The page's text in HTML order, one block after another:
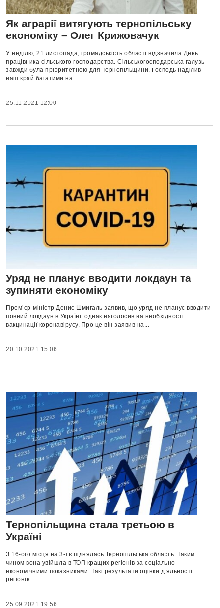
Як аграрії витягують тернопільську
економіку – Олег Крижовачук
У неділю, 21 листопада, громадськість області відзначила День
працівника сільського господарства. Сільськогосподарська галузь
завжди була пріоритетною для Тернопільщини. Господь наділив
наш край багатими на...
25.11.2021 12:00
Уряд не планує вводити локдаун та
зупиняти економіку
Прем’єр-міністр Денис Шмигаль заявив, що уряд не планує вводити
повний локдаун в Україні, однак наголосив на необхідності
вакцинації коронавірусу. Про це він заявив на...
20.10.2021 15:06
Тернопільщина стала третьою в
Україні
З 16-ого місця на 3-тє піднялась Тернопільська область. Таким
чином вона увійшла в ТОП кращих регіонів за соціально-
економічними показниками. Такі результати оцінки діяльності
регіонів...
25.09.2021 19:56